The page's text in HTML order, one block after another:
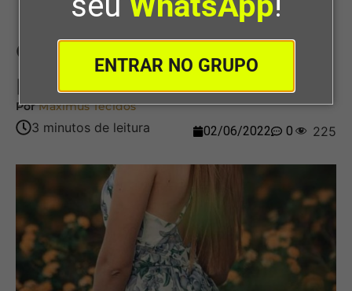
ENTRAR NO GRUPO
O tecido linho dominando a
primavera!
PorMaximus Tecidos
02/06/2022 0 225